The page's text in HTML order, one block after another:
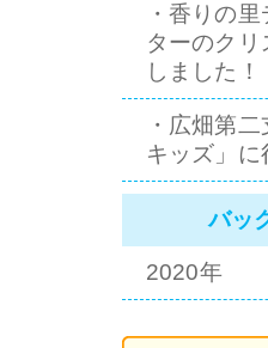
・香りの
ターのク
しました！
・広畑第
キッズ」に
バッ
2020年